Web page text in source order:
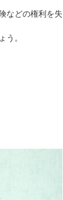
などの権利を失
。